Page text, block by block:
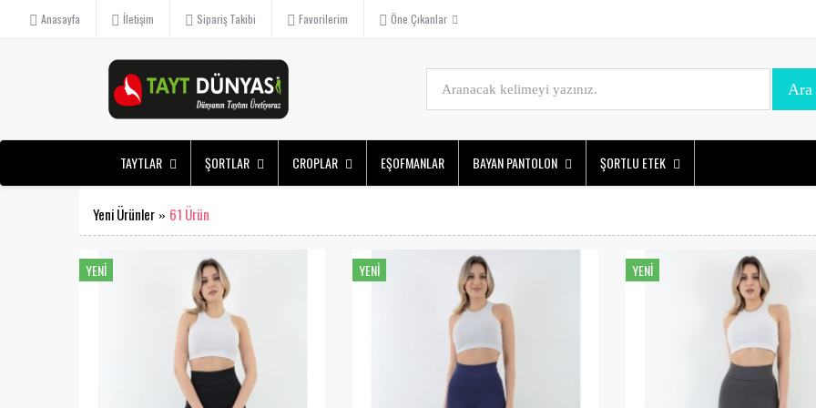
Anasayfa İletişim Sipariş Takibi Favorilerim Öne Çıkanlar
TAYTLAR ŞORTLAR CROPLAR EŞOFMANLAR BAYAN PANTOLON ŞORTLU ETEK
Yeni Ürünler » 61 Ürün
YENI YENI YENI